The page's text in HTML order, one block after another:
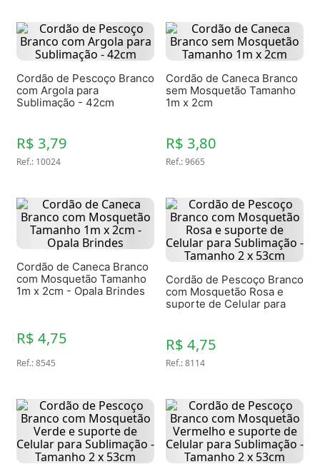
Cordão de Pescoço Branco
com Argola para
Sublimação - 42cm
R$ 3,79
Ref.: 10024
Cordão de Caneca Branco
sem Mosquetão Tamanho
1m x 2cm
R$ 3,80
Ref.:9665
Cordão de Caneca Branco
com Mosquetão Tamanho
1m x 2cm - Opala Brindes
R$ 4,75
Ref.:8545
Cordão de Pescoço Branco
com Mosquetão Rosa e
suporte de Celular para
R$ 4,75
Ref.:8114